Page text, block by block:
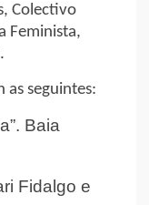
Colectivo
Feminista,
as seguintes:
Baia
Fidalgo e